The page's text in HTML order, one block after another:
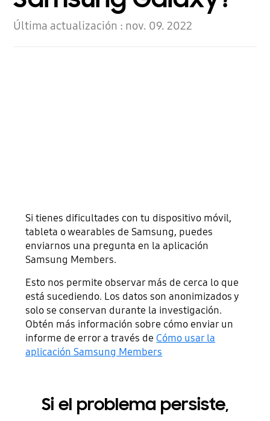
Última actualización : nov. 09. 2022
Si tienes dificultades con tu dispositivo móvil,
tableta o wearables de Samsung, puedes
enviarnos una pregunta en la aplicación
Samsung Members.
Esto nos permite observar más de cerca lo que
está sucediendo. Los datos son anonimizados y
solo se conservan durante la investigación.
Obtén más información sobre cómo enviar un
informe de error a través de Cómo usar la
aplicación Samsung Members
Si el problema persiste,